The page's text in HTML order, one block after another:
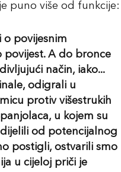
puno više od funkcije:
o povijesnim
povijest. A do bronce
način, iako...
odigrali u
protiv višestrukih
u kojem su
od potencijalnog
postigli, ostvarili smo
u cijeloj priči je